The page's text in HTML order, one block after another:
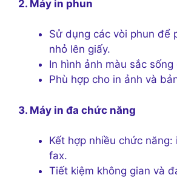
2. Máy in phun
Sử dụng các vòi phun để
nhỏ lên giấy.
In hình ảnh màu sắc sống
Phù hợp cho in ảnh và
3. Máy in đa chức năng
Kết hợp nhiều chức năng:
fax.
Tiết kiệm không gian và